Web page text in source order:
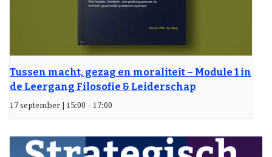
Tussen macht, gezag en moraliteit – Module 1 in
de Leergang Filosofie & Leiderschap
17 september | 15:00 - 17:00